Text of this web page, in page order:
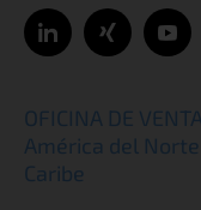
OFICINA DE
América del
Caribe